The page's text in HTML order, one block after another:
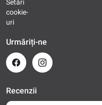
Setări
cookie-
uri
Urmăriți-ne
Recenzii